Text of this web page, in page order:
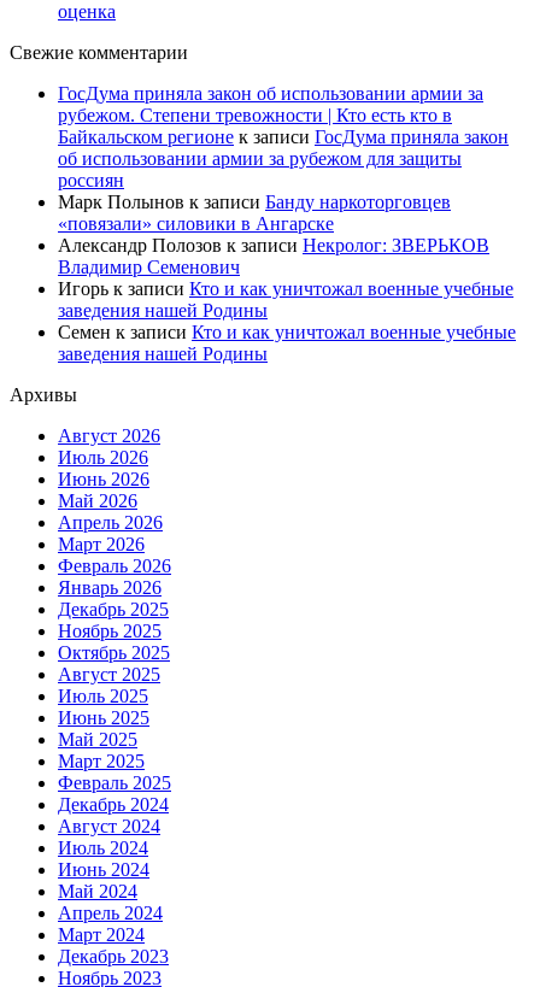
оценка
Свежие комментарии
ГосДума приняла закон об использовании армии за
рубежом. Степени тревожности | Кто есть кто в
Байкальском регионе к записи ГосДума приняла закон
об использовании армии за рубежом для защиты
россиян
Марк Полынов к записи Банду наркоторговцев
«повязали» силовики в Ангарске
Александр Полозов к записи Некролог: ЗВЕРЬКОВ
Владимир Семенович
Игорь к записи Кто и как уничтожал военные учебные
заведения нашей Родины
Семен к записи Кто и как уничтожал военные учебные
заведения нашей Родины
Архивы
Август 2026
Июль 2026
Июнь 2026
Май 2026
Апрель 2026
Март 2026
Февраль 2026
Январь 2026
Декабрь 2025
Ноябрь 2025
Октябрь 2025
Август 2025
Июль 2025
Июнь 2025
Май 2025
Март 2025
Февраль 2025
Декабрь 2024
Август 2024
Июль 2024
Июнь 2024
Май 2024
Апрель 2024
Март 2024
Декабрь 2023
Ноябрь 2023